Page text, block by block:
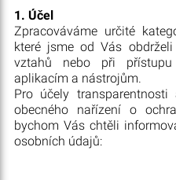
1. Účel
Zpracováváme určité
které jsme od Vás
vztahů nebo při
aplikacím a nástrojům.
Pro účely
obecného nařízení o
bychom Vás chtěli
osobních údajů: